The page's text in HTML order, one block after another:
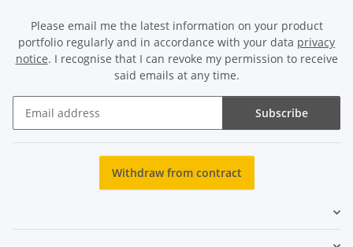
Please email me the latest information on your product
portfolio regularly and in accordance with your data privacy
notice. I recognise that I can revoke my permission to receive
said emails at any time.
Subscribe
Withdraw from contract